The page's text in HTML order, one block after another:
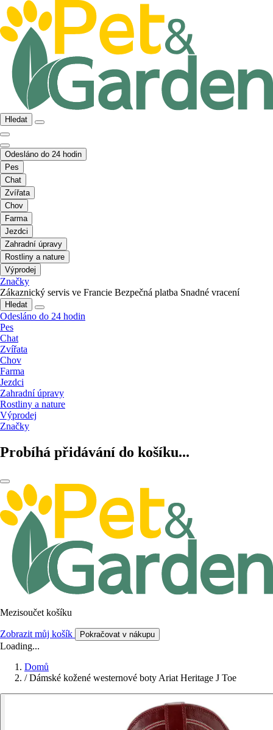
Hledat
Odesláno do 24 hodin
Pes
Chat
Zvířata
Chov
Farma
Jezdci
Zahradní úpravy
Rostliny a nature
Výprodej
Značky
Zákaznický servis ve Francie Bezpečná platba Snadné vracení
Hledat
Odesláno do 24 hodin
Pes
Chat
Zvířata
Chov
Farma
Jezdci
Zahradní úpravy
Rostliny a nature
Výprodej
Značky
Probíhá přidávání do košíku...
Mezisoučet košíku
Zobrazit můj košík Pokračovat v nákupu
Loading...
Domů
/ Dámské kožené westernové boty Ariat Heritage J Toe